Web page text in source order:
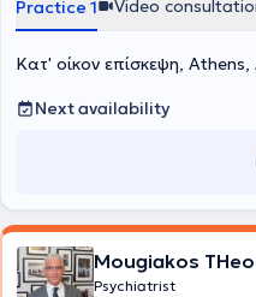
Practice 1 Video
Κατ' οίκον επίσκεψη,
Next availability
Mougiakos
Psychiatrist